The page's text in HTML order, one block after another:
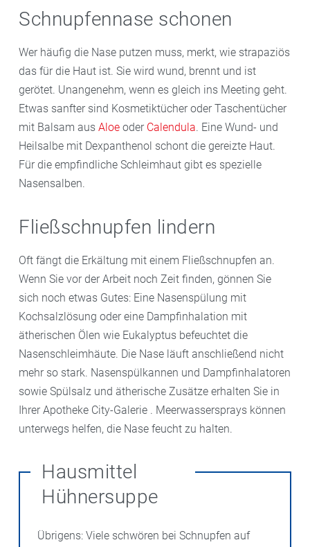
Schnupfennase schonen
Wer häufig die Nase putzen muss, merkt, wie strapaziös
das für die Haut ist. Sie wird wund, brennt und ist
gerötet. Unangenehm, wenn es gleich ins Meeting geht.
Etwas sanfter sind Kosmetiktücher oder Taschentücher
mit Balsam aus Aloe oder Calendula. Eine Wund- und
Heilsalbe mit Dexpanthenol schont die gereizte Haut.
Für die empfindliche Schleimhaut gibt es spezielle
Nasensalben.
Fließschnupfen lindern
Oft fängt die Erkältung mit einem Fließschnupfen an.
Wenn Sie vor der Arbeit noch Zeit finden, gönnen Sie
sich noch etwas Gutes: Eine Nasenspülung mit
Kochsalzlösung oder eine Dampfinhalation mit
ätherischen Ölen wie Eukalyptus befeuchtet die
Nasenschleimhäute. Die Nase läuft anschließend nicht
mehr so stark. Nasenspülkannen und Dampfinhalatoren
sowie Spülsalz und ätherische Zusätze erhalten Sie in
Ihrer Apotheke City-Galerie . Meerwassersprays können
unterwegs helfen, die Nase feucht zu halten.
Hausmittel
Hühnersuppe
Übrigens: Viele schwören bei Schnupfen auf